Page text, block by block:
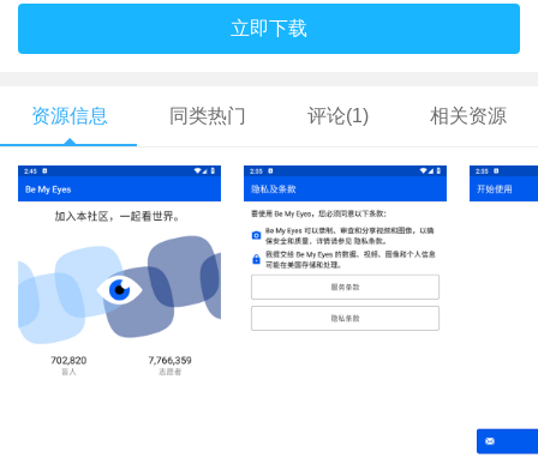
立即下载
资源信息 同类热门 评论(1) 相关资源